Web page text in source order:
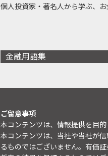
個人投資家・著名人から学ぶ、
金融用語集
ご留意事項
本コンテンツは、情報提供を目的
本コンテンツは、当社や当社が
るものではございません。有価